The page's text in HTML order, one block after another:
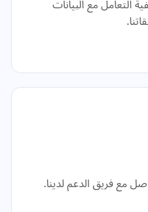
مع البيانات
مع فريق الدعم لدينا.